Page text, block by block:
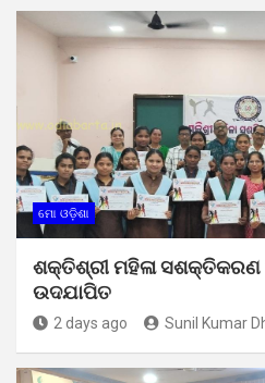
ମୋ ଓଡ଼ିଶା
ଶକ୍ତିଶ୍ରୀ ମହିଳା ସଶକ୍ତିକରଣ
ଉଦଯାପିତ
2 days ago Sunil Kumar